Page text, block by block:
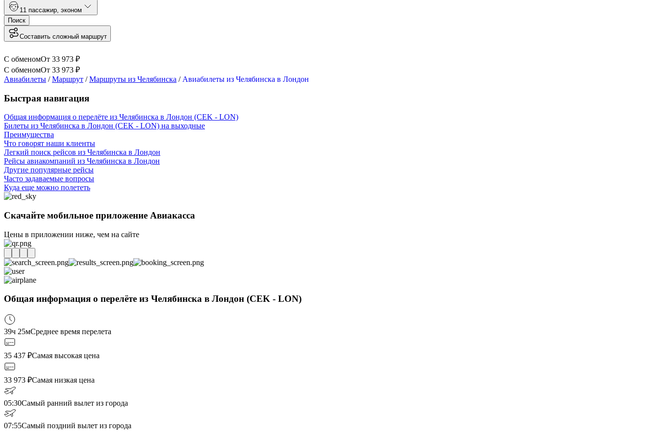
1 1 пассажир эконом
Поиск
Составить сложный маршрут
С обменомОт 33 973 ₽
С обменомОт 33 973 ₽
Авиабилеты /Маршрут /Маршруты из Челябинска / Авиабилеты из Челябинска в Лондон
Быстрая навигация
Общая информация о перелёте из Челябинска в Лондон (CEK - LON)
Билеты из Челябинска в Лондон (CEK - LON) на выходные
Преимущества
Что говорят наши клиенты
Легкий поиск рейсов из Челябинска в Лондон
Рейсы авиакомпаний из Челябинска в Лондон
Другие популярные рейсы
Часто задаваемые вопросы
Куда еще можно полететь
Скачайте мобильное приложение Авиакасса
Цены в приложении ниже, чем на сайте
Общая информация о перелёте из Челябинска в Лондон (CEK - LON)
39ч 25мСреднее время перелета
35 437 ₽Самая высокая цена
33 973 ₽Самая низкая цена
05:30Самый ранний вылет из города
07:55Самый поздний вылет из города